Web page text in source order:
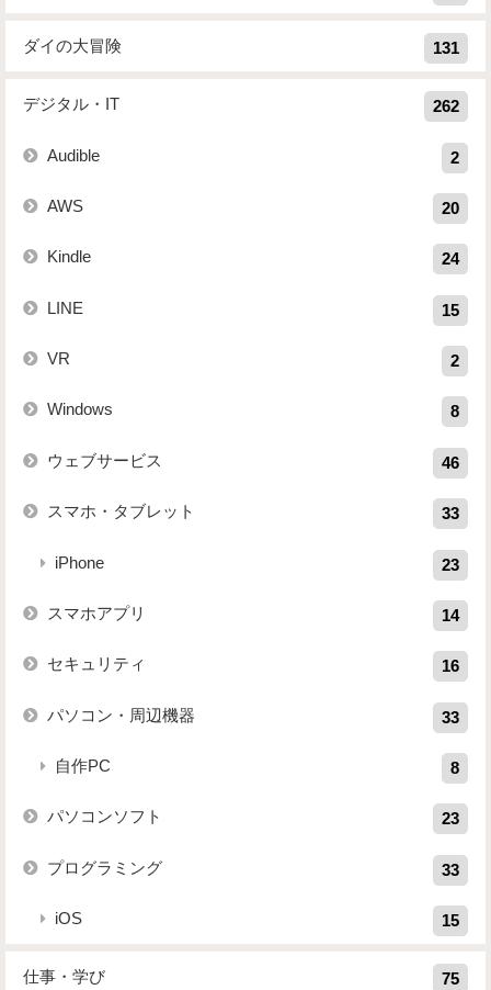
ダイの大冒険 131
デジタル・IT 262
Audible 2
AWS 20
Kindle 24
LINE 15
VR 2
Windows 8
ウェブサービス 46
スマホ・タブレット 33
iPhone 23
スマホアプリ 14
セキュリティ 16
パソコン・周辺機器 33
自作PC 8
パソコンソフト 23
プログラミング 33
iOS 15
仕事・学び 75